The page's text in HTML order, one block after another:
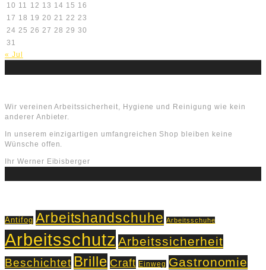
10 11 12 13 14 15 16
17 18 19 20 21 22 23
24 25 26 27 28 29 30
31
« Jul
Wir vereinen Arbeitssicherheit, Hygiene und Reinigung wie kein
anderer Anbieter.
In unserem einzigartigen umfangreichen Shop bleiben keine
Wünsche offen.
Ihr Werner Eibisberger
Antifog Arbeitshandschuhe Arbeitsschuhe
Arbeitsschutz Arbeitssicherheit
Beschichtet Brille Craft Einweg Gastronomie